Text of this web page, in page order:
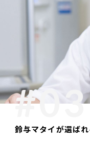
鈴与マタイが選ば